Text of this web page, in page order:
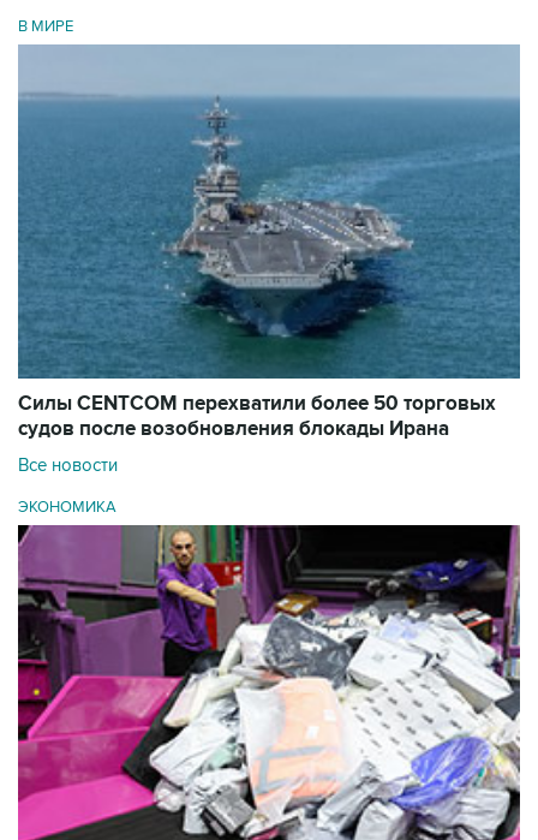
В МИРЕ
Силы CENTCOM перехватили более 50 торговых
судов после возобновления блокады Ирана
Все новости
ЭКОНОМИКА